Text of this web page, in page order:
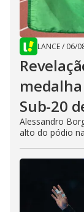
LANCE/ 06/
Sub-20
Alessandro
alto do pódio